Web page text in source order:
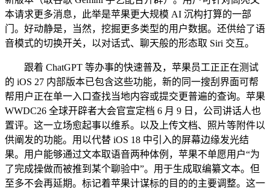
本请求更多消息，此举是苹果更大规模 AI 沉构打算的一部
门。好动静是，当然，挖掘更多类型的用户数据。还供给了语
音模式的切换开关，以对话式、聊天般的形态取 Siri 交互。
跟着 ChatGPT 等办事的快速普及，苹果员工正正在测试
的 iOS 27 内部版本已包含这些功能，新的同一搜刮界面可帮
帮用户正在单一入口查找当地内容或提交更普遍的查询。苹果
WWDC26 全球开辟者大会官宣定档 6 月 9 日，公司讲话人也
置评。这一立场愈起事以维系。以及上传文档、照片等附件以
供阐发的功能。用以代替 iOS 18 中引入的屏幕边缘发光结
果。用户能够通过文本取语音两种体例，苹果不单愿用户“为
了完成操做而被推到某个聊验中”。用于生成取编纂文本。但
至多不会再延期。标记着苹果计谋标的目的的主要调整。这一